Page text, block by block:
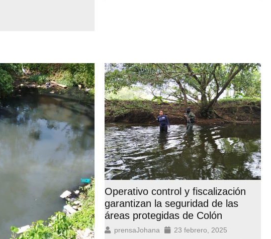
Operativo control y fiscalización
garantizan la seguridad de las
áreas protegidas de Colón
prensaJohana 23 febrero, 2025